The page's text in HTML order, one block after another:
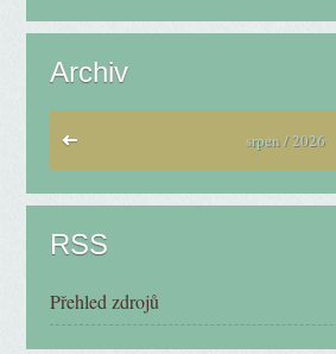
Archiv
srpen / 2026
RSS
Přehled zdrojů